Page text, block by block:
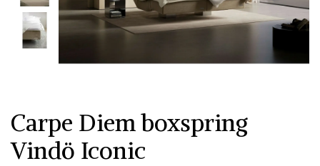
Carpe Diem boxspring
Vindö Iconic